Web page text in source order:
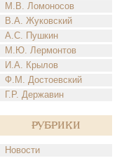
М.В. Ломоносов
В.А. Жуковский
А.С. Пушкин
М.Ю. Лермонтов
И.А. Крылов
Ф.М. Достоевский
Г.Р. Державин
Рубрики
Новости